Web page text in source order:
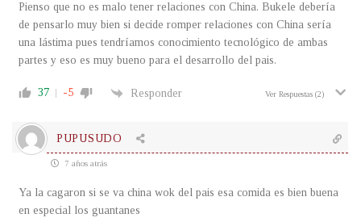
Pienso que no es malo tener relaciones con China. Bukele debería
de pensarlo muy bien si decide romper relaciones con China sería
una lástima pues tendríamos conocimiento tecnológico de ambas
partes y eso es muy bueno para el desarrollo del pais.
37 -5 Responder Ver Respuestas (2)
PUPUSUDO
7 años atrás
Ya la cagaron si se va china wok del pais esa comida es bien buena
en especial los guantanes